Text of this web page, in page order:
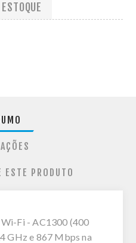
ESTE PRODUTO
Fi - AC1300 (400
GHz e 867 Mbps na